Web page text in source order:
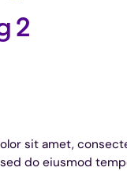
2
sit amet,
do eiusmod